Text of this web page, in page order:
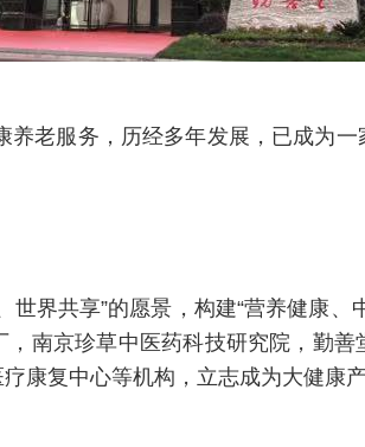
老服务，历经多年发展，已成为
世界共享”的愿景，构建“营养健康
南京珍草中医药科技研究院，勤
康复中心等机构，立志成为大健康